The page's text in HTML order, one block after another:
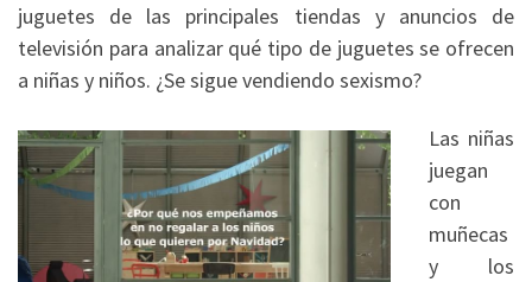
juguetes de las principales tiendas y anuncios de
televisión para analizar qué tipo de juguetes se ofrecen
a niñas y niños. ¿Se sigue vendiendo sexismo?
Las niñas
juegan
con
muñecas
y los